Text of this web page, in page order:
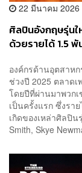
22 มีนาคม 2026
ศิลปินอังกฤษรุ่นใ
ด้วยรายได้ 1.5
องค์กรด้านอุตสาหก
ช่วงปี 2025 ตลาด
โดยปีที่ผ่านมาพวก
เป็นครั้งแรก ซึ่งรา
เกิดของเหล่าศิลปิน
Smith, Skye